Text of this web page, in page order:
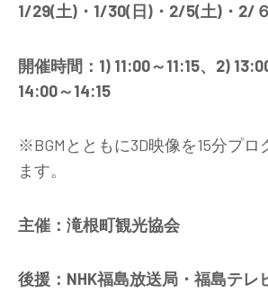
1/29(土)・1/30(日)・2/5(土)・2/
開催時間：1) 11:00～11:15、2)
14:00～14:15
※BGMとともに3D映像を15分プロ
ます。
主催：滝根町観光協会
後援：NHK福島放送局・福島テレ